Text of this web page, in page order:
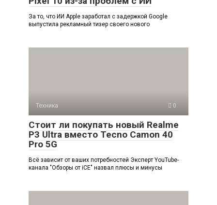
За то, что ИИ Apple заработал с задержкой Google
выпустила рекламный тизер своего нового
Техника 0
Стоит ли покупать новый Realme
P3 Ultra вместо Tecno Camon 40
Pro 5G
Всё зависит от ваших потребностей Эксперт YouTube-
канала "Обзоры от iCE" назвал плюсы и минусы